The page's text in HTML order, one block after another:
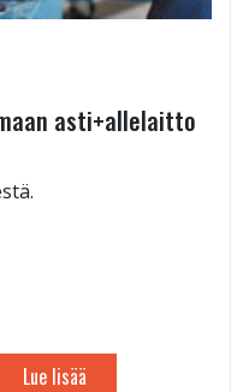
asti+allelaitto
Lue lisää